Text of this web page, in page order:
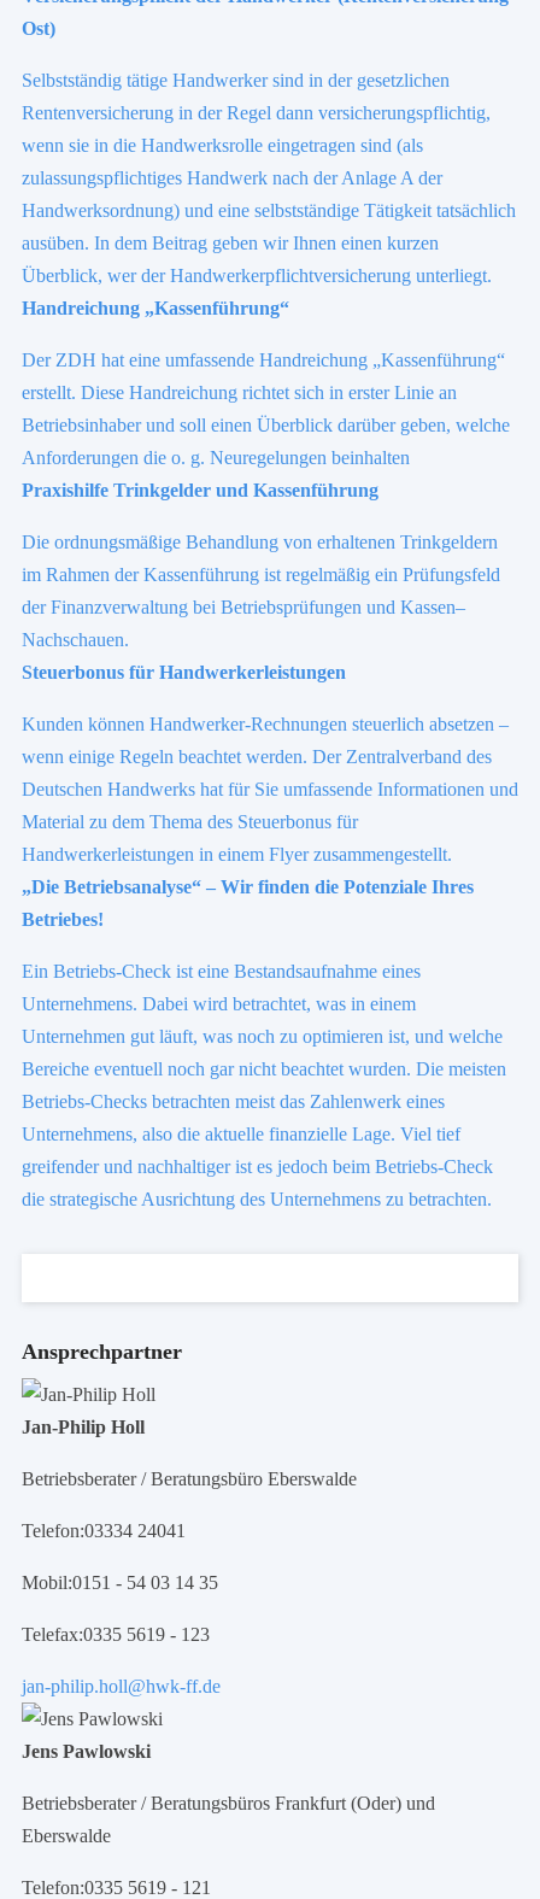
Ost)
Selbstständig tätige Handwerker sind in der gesetzlichen
Rentenversicherung in der Regel dann versicherungspflichtig,
wenn sie in die Handwerksrolle eingetragen sind (als
zulassungspflichtiges Handwerk nach der Anlage A der
Handwerksordnung) und eine selbstständige Tätigkeit tatsächlich
ausüben. In dem Beitrag geben wir Ihnen einen kurzen
Überblick, wer der Handwerkerpflichtversicherung unterliegt.
Handreichung „Kassenführung“
Der ZDH hat eine umfassende Handreichung „Kassenführung“
erstellt. Diese Handreichung richtet sich in erster Linie an
Betriebsinhaber und soll einen Überblick darüber geben, welche
Anforderungen die o. g. Neuregelungen beinhalten
Praxishilfe Trinkgelder und Kassenführung
Die ordnungsmäßige Behandlung von erhaltenen Trinkgeldern
im Rahmen der Kassenführung ist regelmäßig ein Prüfungsfeld
der Finanzverwaltung bei Betriebsprüfungen und Kassen–
Nachschauen.
Steuerbonus für Handwerkerleistungen
Kunden können Handwerker-Rechnungen steuerlich absetzen –
wenn einige Regeln beachtet werden. Der Zentralverband des
Deutschen Handwerks hat für Sie umfassende Informationen und
Material zu dem Thema des Steuerbonus für
Handwerkerleistungen in einem Flyer zusammengestellt.
„Die Betriebsanalyse“ – Wir finden die Potenziale Ihres
Betriebes!
Ein Betriebs-Check ist eine Bestandsaufnahme eines
Unternehmens. Dabei wird betrachtet, was in einem
Unternehmen gut läuft, was noch zu optimieren ist, und welche
Bereiche eventuell noch gar nicht beachtet wurden. Die meisten
Betriebs-Checks betrachten meist das Zahlenwerk eines
Unternehmens, also die aktuelle finanzielle Lage. Viel tief
greifender und nachhaltiger ist es jedoch beim Betriebs-Check
die strategische Ausrichtung des Unternehmens zu betrachten.
Ansprechpartner
Jan-Philip Holl
Betriebsberater / Beratungsbüro Eberswalde
Telefon:03334 24041
Mobil:0151 - 54 03 14 35
Telefax:0335 5619 - 123
jan-philip.holl@hwk-ff.de
Jens Pawlowski
Betriebsberater / Beratungsbüros Frankfurt (Oder) und
Eberswalde
Telefon:0335 5619 - 121